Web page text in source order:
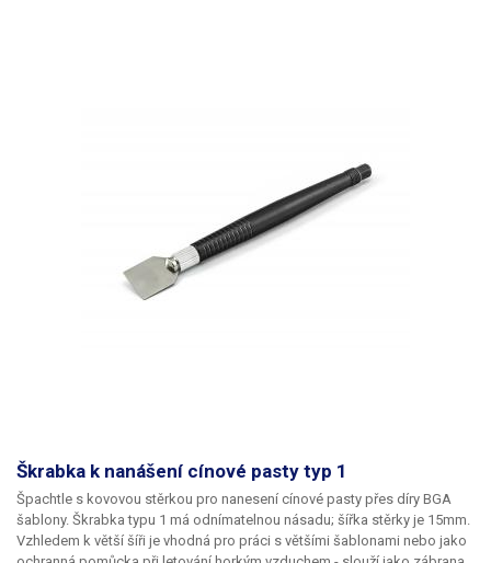
Škrabka k nanášení cínové pasty typ 1
Špachtle s kovovou stěrkou pro nanesení cínové pasty přes díry BGA
šablony. Škrabka typu 1 má odnímatelnou násadu; šířka stěrky je 15mm.
Vzhledem k větší šíři je vhodná pro práci s většími šablonami nebo jako